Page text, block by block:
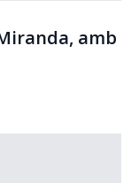
amb